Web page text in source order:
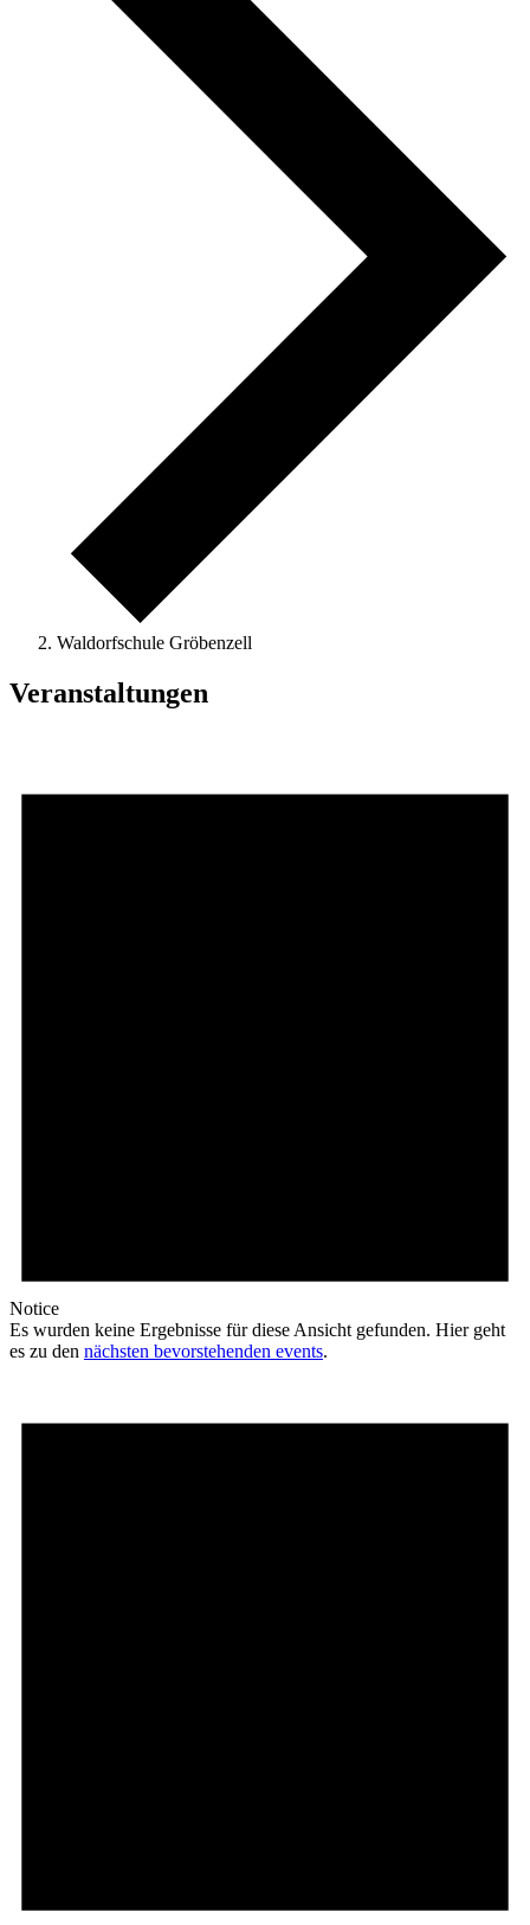
Waldorfschule Gröbenzell
Veranstaltungen
Notice
Es wurden keine Ergebnisse für diese Ansicht gefunden. Hier geht
es zu den nächsten bevorstehenden events.